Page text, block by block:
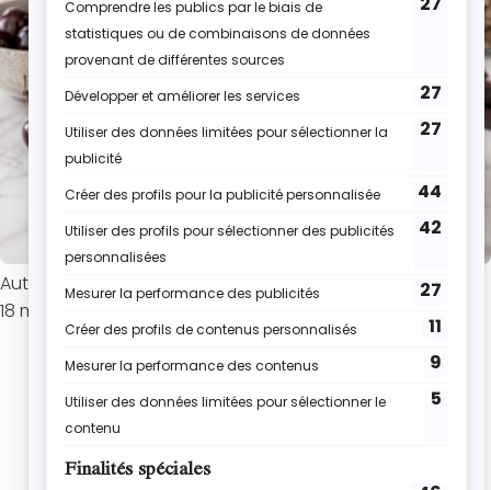
Auteur : Roxane
18 mai 2026